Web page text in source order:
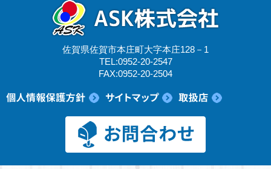
佐賀県佐賀市本庄町大字本庄128－1
TEL:0952-20-2547
FAX:0952-20-2504